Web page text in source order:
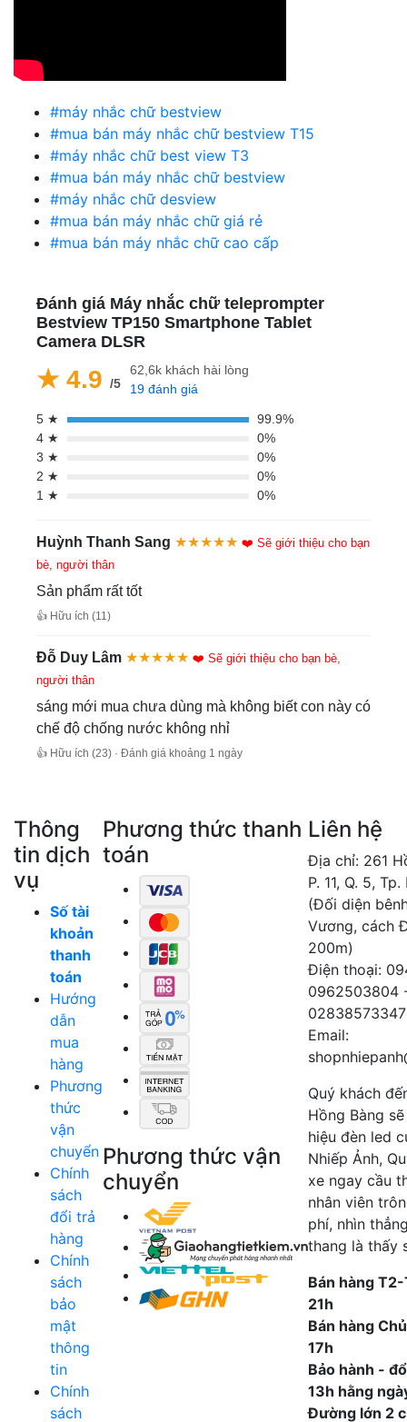
#máy nhắc chữ bestview
#mua bán máy nhắc chữ bestview T15
#máy nhắc chữ best view T3
#mua bán máy nhắc chữ bestview
#máy nhắc chữ desview
#mua bán máy nhắc chữ giá rẻ
#mua bán máy nhắc chữ cao cấp
Đánh giá Máy nhắc chữ teleprompter
Bestview TP150 Smartphone Tablet
Camera DLSR
★ 4.9 /5
62,6k khách hài lòng
19 đánh giá
5 ★
99.9%
4 ★
0%
3 ★
0%
2 ★
0%
1 ★
0%
Huỳnh Thanh Sang ★★★★★ ❤️ Sẽ giới thiệu cho bạn
bè, người thân
Sản phẩm rất tốt
👍 Hữu ích (11)
Đỗ Duy Lâm ★★★★★ ❤️ Sẽ giới thiệu cho bạn bè,
người thân
sáng mới mua chưa dùng mà không biết con này có
chế độ chống nước không nhỉ
👍 Hữu ích (23) · Đánh giá khoảng 1 ngày
Thông
tin dịch
vụ
Số tài
khoản
thanh
toán
Hướng
dẫn
mua
hàng
Phương
thức
vận
chuyển
Chính
sách
đổi trả
hàng
Chính
sách
bảo
mật
thông
tin
Chính
sách
Phương thức thanh
toán
Phương thức vận
chuyển
Liên hệ
Địa chỉ: 261
P. 11, Q. 5,
(Đối diện
Vương, cách
200m)
Điện thoại:
0962503804
02838573347
Email:
Quý khách
Hồng Bàng
hiệu đèn led
Nhiếp Ảnh,
xe ngay cầu
nhân viên
phí, nhìn
thang là thấy
Bán hàng
21h
Bán hàng
17h
Bảo hành -
13h hằng
Đường lớn 2